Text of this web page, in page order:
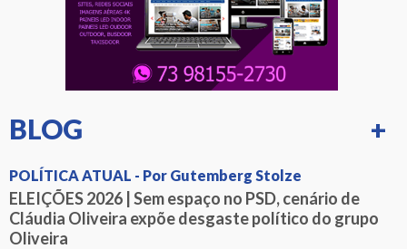
BLOG +
POLÍTICA ATUAL - Por Gutemberg Stolze
ELEIÇÕES 2026 | Sem espaço no PSD, cenário de
Cláudia Oliveira expõe desgaste político do grupo
Oliveira